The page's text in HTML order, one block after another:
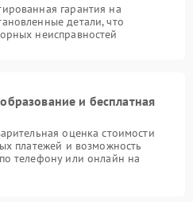
гарантия на
детали, что
неисправностей
и бесплатная
оценка стоимости
платежей и возможность
телефону или онлайн на